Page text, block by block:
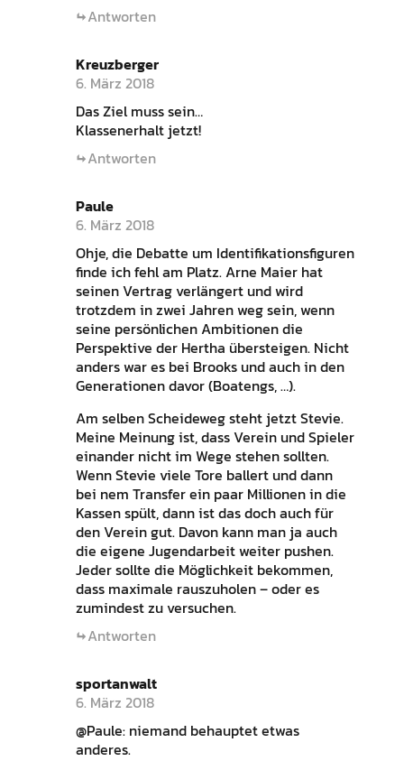
Antworten
Kreuzberger
6. März 2018
Das Ziel muss sein…
Klassenerhalt jetzt!
Antworten
Paule
6. März 2018
Ohje, die Debatte um Identifikationsfiguren
finde ich fehl am Platz. Arne Maier hat
seinen Vertrag verlängert und wird
trotzdem in zwei Jahren weg sein, wenn
seine persönlichen Ambitionen die
Perspektive der Hertha übersteigen. Nicht
anders war es bei Brooks und auch in den
Generationen davor (Boatengs, …).
Am selben Scheideweg steht jetzt Stevie.
Meine Meinung ist, dass Verein und Spieler
einander nicht im Wege stehen sollten.
Wenn Stevie viele Tore ballert und dann
bei nem Transfer ein paar Millionen in die
Kassen spült, dann ist das doch auch für
den Verein gut. Davon kann man ja auch
die eigene Jugendarbeit weiter pushen.
Jeder sollte die Möglichkeit bekommen,
dass maximale rauszuholen – oder es
zumindest zu versuchen.
Antworten
sportanwalt
6. März 2018
@Paule: niemand behauptet etwas
anderes.